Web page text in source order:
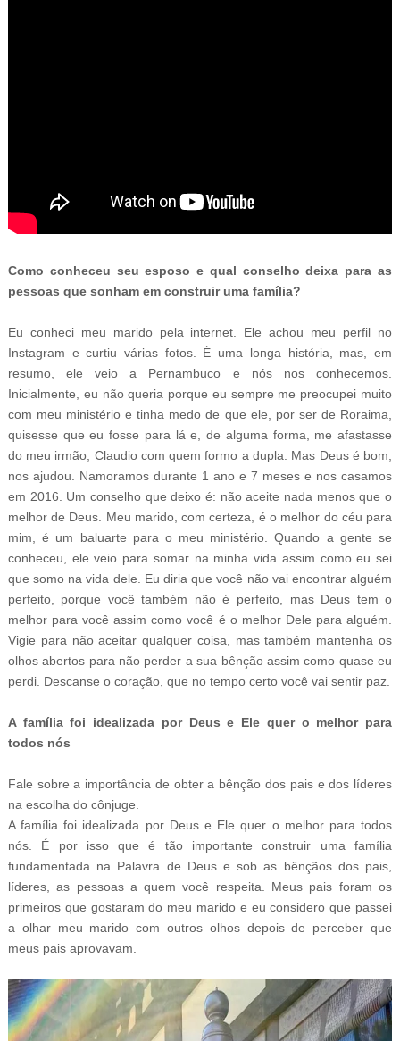
Como conheceu seu esposo e qual conselho deixa para as
pessoas que sonham em construir uma família?
Eu conheci meu marido pela internet. Ele achou meu perfil no
Instagram e curtiu várias fotos. É uma longa história, mas, em
resumo, ele veio a Pernambuco e nós nos conhecemos.
Inicialmente, eu não queria porque eu sempre me preocupei muito
com meu ministério e tinha medo de que ele, por ser de Roraima,
quisesse que eu fosse para lá e, de alguma forma, me afastasse
do meu irmão, Claudio com quem formo a dupla. Mas Deus é bom,
nos ajudou. Namoramos durante 1 ano e 7 meses e nos casamos
em 2016. Um conselho que deixo é: não aceite nada menos que o
melhor de Deus. Meu marido, com certeza, é o melhor do céu para
mim, é um baluarte para o meu ministério. Quando a gente se
conheceu, ele veio para somar na minha vida assim como eu sei
que somo na vida dele. Eu diria que você não vai encontrar alguém
perfeito, porque você também não é perfeito, mas Deus tem o
melhor para você assim como você é o melhor Dele para alguém.
Vigie para não aceitar qualquer coisa, mas também mantenha os
olhos abertos para não perder a sua bênção assim como quase eu
perdi. Descanse o coração, que no tempo certo você vai sentir paz.
A família foi idealizada por Deus e Ele quer o melhor para
todos nós
Fale sobre a importância de obter a bênção dos pais e dos líderes
na escolha do cônjuge.
A família foi idealizada por Deus e Ele quer o melhor para todos
nós. É por isso que é tão importante construir uma família
fundamentada na Palavra de Deus e sob as bênçãos dos pais,
líderes, as pessoas a quem você respeita. Meus pais foram os
primeiros que gostaram do meu marido e eu considero que passei
a olhar meu marido com outros olhos depois de perceber que
meus pais aprovavam.